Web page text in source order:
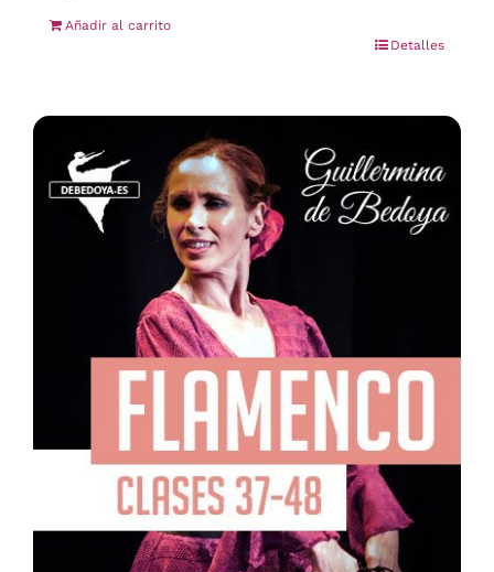
Añadir al carrito
Detalles